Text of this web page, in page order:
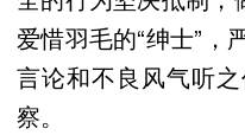
爱惜羽毛的“绅士”，
言论和不良风气听
察。